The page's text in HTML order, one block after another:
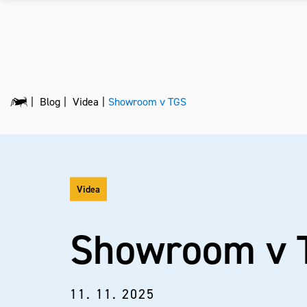
Blog Videa Showroom v TGS
Videa
Showroom v
11. 11. 2025